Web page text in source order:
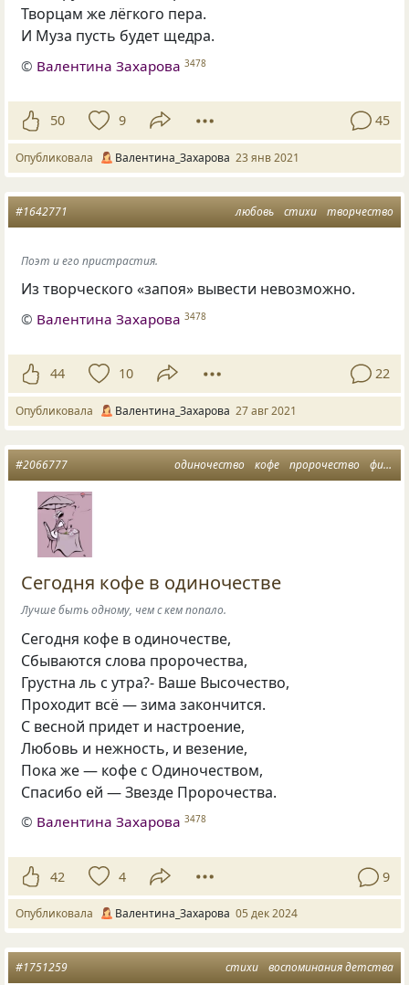
Творцам же лёгкого пера.
И Муза пусть будет щедра.
© Валентина Захарова 3478
50 9 45
Опубликовала Валентина_Захарова 23 янв 2021
любовь стихи творчество
#1642771
Поэт и его пристрастия.
Из творческого «запоя» вывести невозможно.
© Валентина Захарова 3478
44 10 22
Опубликовала Валентина_Захарова 27 авг 2021
одиночество кофе пророчество философия любви
#2066777
Сегодня кофе в одиночестве
Лучше быть одному, чем с кем попало.
Сегодня кофе в одиночестве,
Сбываются слова пророчества,
Грустна ль с утра?- Ваше Высочество,
Проходит всё — зима закончится.
С весной придет и настроение,
Любовь и нежность, и везение,
Пока же — кофе с Одиночеством,
Спасибо ей — Звезде Пророчества.
© Валентина Захарова 3478
42 4 9
Опубликовала Валентина_Захарова 05 дек 2024
стихи воспоминания детства
#1751259